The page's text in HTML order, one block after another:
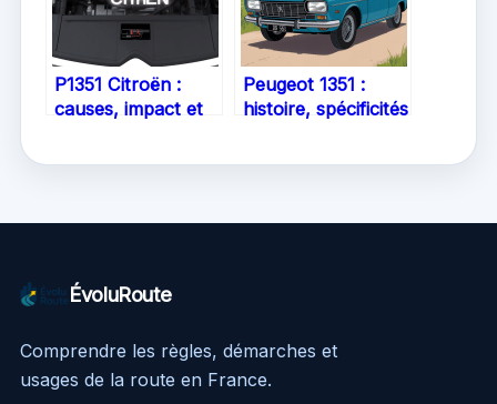
P1351 Citroën :
causes, impact et
Peugeot 1351 :
histoire, spécificités
ÉvoluRoute
Comprendre les règles, démarches et
usages de la route en France.